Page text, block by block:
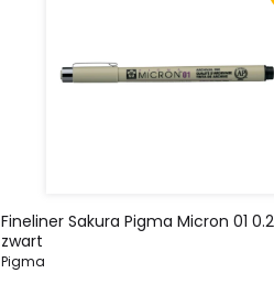
Fineliner Sakura Pigma Micron 01
zwart
Pigma